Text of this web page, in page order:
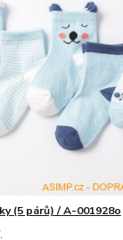
(5 párů) / A-001928o
.